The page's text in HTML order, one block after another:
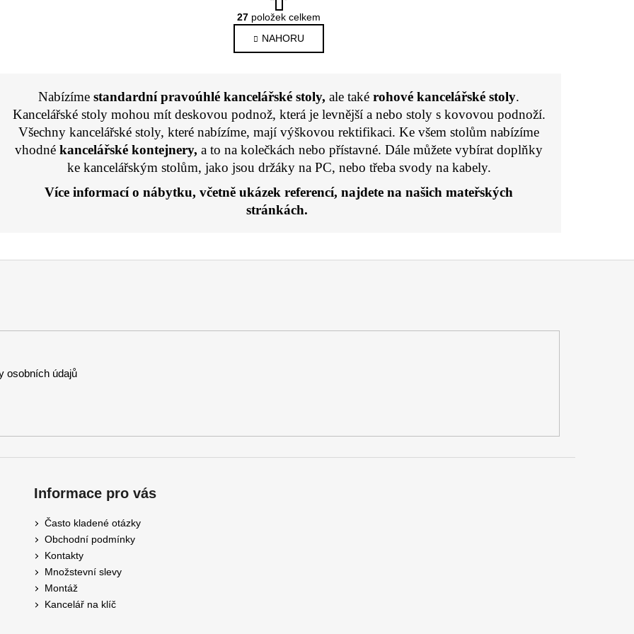
O
v
l
á
c
í
p
r
v
y
v
i
r
á
n
k
á
n
í
27 položek celkem
NAHORU
Nabízíme standardní pravoúhlé kancelářské stoly, ale také rohové kancelářské stoly.
Kancelářské stoly mohou mít deskovou podnož, která je levnější a nebo stoly s kovovou podnoží.
Všechny kancelářské stoly, které nabízíme, mají výškovou rektifikaci. Ke všem stolům nabízíme
vhodné kancelářské kontejnery, a to na kolečkách nebo přístavné. Dále můžete vybírat doplňky
ke kancelářským stolům, jako jsou držáky na PC, nebo třeba svody na kabely.
Více informací o nábytku, včetně ukázek referencí, najdete na našich mateřských
stránkách.
osobních údajů
Informace pro vás
Často kladené otázky
Obchodní podmínky
Kontakty
Množstevní slevy
Montáž
Kancelář na klíč